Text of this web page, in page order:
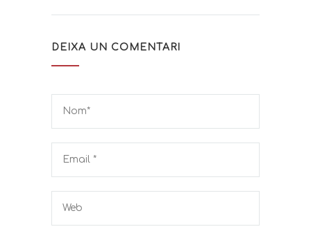
DEIXA UN COMENTARI